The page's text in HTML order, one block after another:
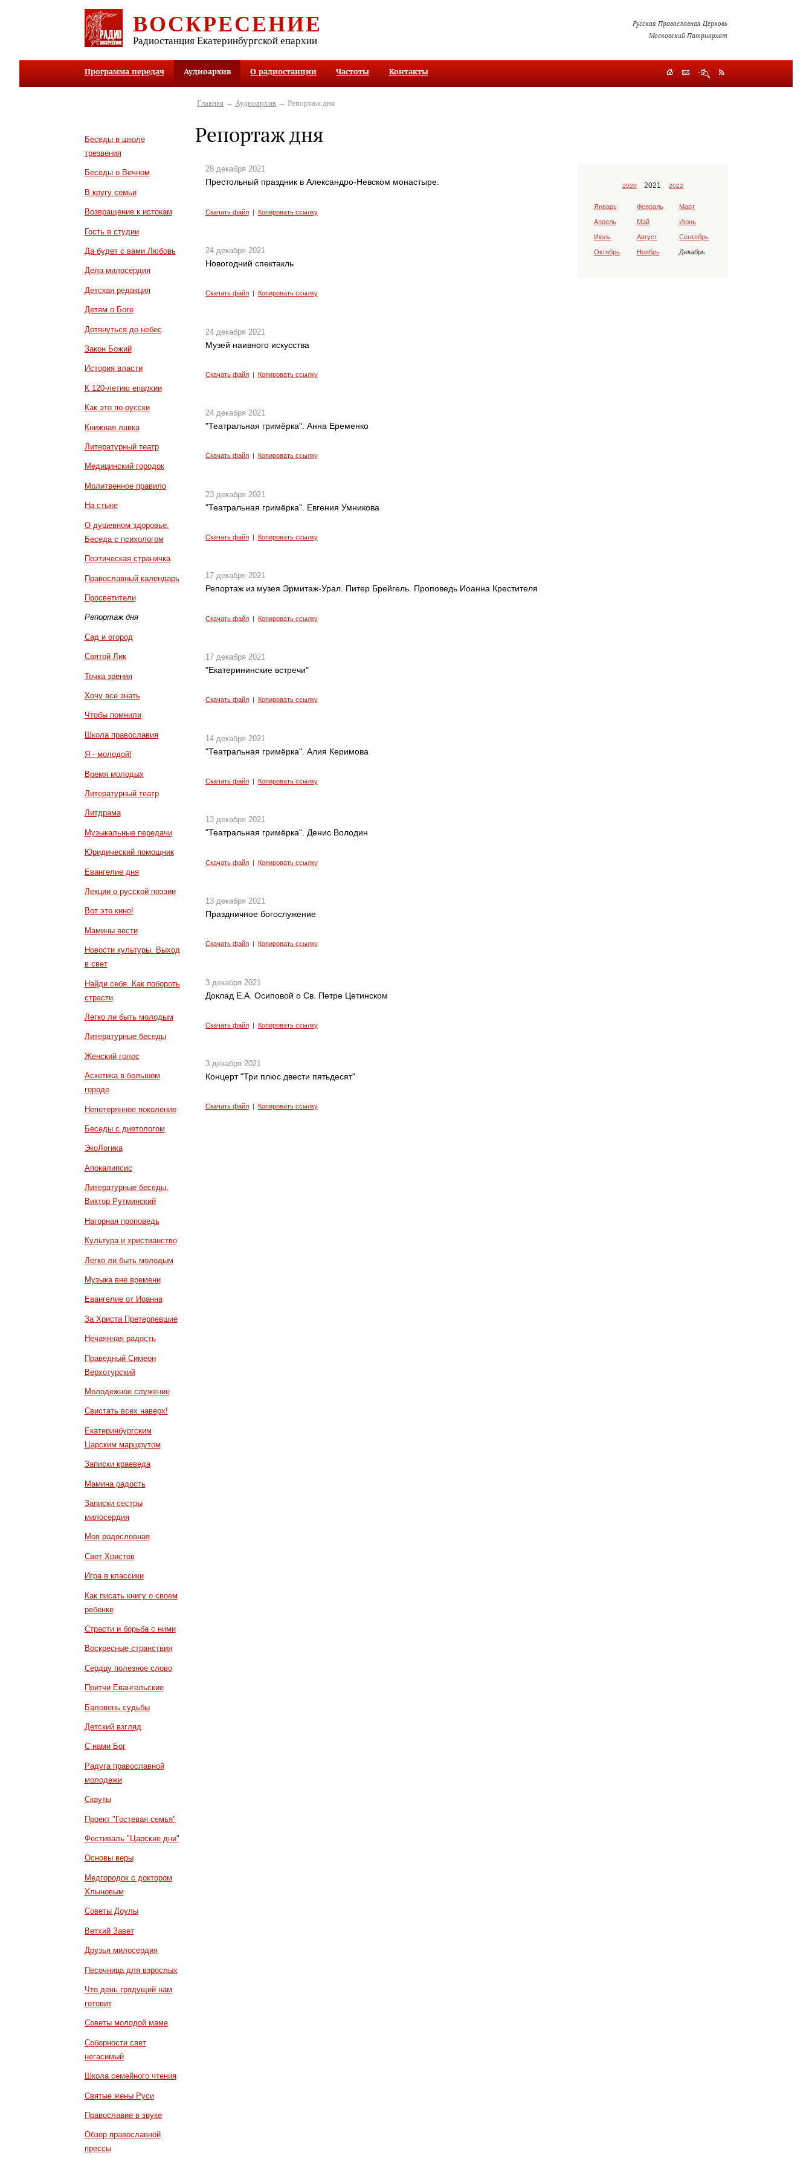
ВОСКРЕСЕНИЕ
Радиостанция Екатеринбургской епархии
Русская Православная Церковь
Московский Патриархат
Программа передач Аудиоархив О радиостанции Частоты Контакты
Беседы в школе
трезвения
Беседы о Вечном
В кругу семьи
Возвращение к истокам
Гость в студии
Да будет с вами Любовь
Дела милосердия
Детская редакция
Детям о Боге
Дотянуться до небес
Закон Божий
История власти
К 120-летию епархии
Как это по-русски
Книжная лавка
Литературный театр
Медицинский городок
Молитвенное правило
На стыке
О душевном здоровье.
Беседа с психологом
Поэтическая страничка
Православный календарь
Просветители
Репортаж дня
Сад и огород
Святой Лик
Точка зрения
Хочу все знать
Чтобы помнили
Школа православия
Я - молодой!
Время молодых
Литературный театр
Литдрама
Музыкальные передачи
Юридический помощник
Евангелие дня
Лекции о русской поэзии
Вот это кино!
Мамины вести
Новости культуры. Выход
в свет
Найди себя. Как побороть
страсти
Легко ли быть молодым
Литературные беседы
Женский голос
Аскетика в большом
городе
Непотерянное поколение
Беседы с диетологом
ЭкоЛогика
Апокалипсис
Литературные беседы.
Виктор Рутминский
Нагорная проповедь
Культура и христианство
Легко ли быть молодым
Музыка вне времени
Евангелие от Иоанна
За Христа Претерпевшие
Нечаянная радость
Праведный Симеон
Верхотурский
Молодежное служение
Свистать всех наверх!
Екатеринбургским
Царским маршрутом
Записки краеведа
Мамина радость
Записки сестры
милосердия
Моя родословная
Свет Христов
Игра в классики
Как писать книгу о своем
ребенке
Страсти и борьба с ними
Воскресные странствия
Сердцу полезное слово
Притчи Евангельские
Баловень судьбы
Детский взгляд
С нами Бог
Радуга православной
молодежи
Скауты
Проект "Гостевая семья"
Фестиваль "Царские дни"
Основы веры
Медгородок с доктором
Хлыновым
Советы Доулы
Ветхий Завет
Друзья милосердия
Песочница для взрослых
Что день грядущий нам
готовит
Советы молодой маме
Соборности свет
негасимый
Школа семейного чтения
Святые жены Руси
Православие в звуке
Обзор православной
прессы
Главная → Аудиоархив → Репортаж дня
Репортаж дня
28 декабря 2021
Престольный праздник в Александро-Невском монастыре.
Скачать файл| Копировать ссылку
24 декабря 2021
Новогодний спектакль
Скачать файл| Копировать ссылку
24 декабря 2021
Музей наивного искусства
Скачать файл| Копировать ссылку
24 декабря 2021
"Театральная гримёрка". Анна Еременко
Скачать файл| Копировать ссылку
23 декабря 2021
"Театральная гримёрка". Евгения Умникова
Скачать файл| Копировать ссылку
17 декабря 2021
Репортаж из музея Эрмитаж-Урал. Питер Брейгель. Проповедь Иоанна Крестителя
Скачать файл| Копировать ссылку
17 декабря 2021
"Екатерининские встречи"
Скачать файл| Копировать ссылку
14 декабря 2021
"Театральная гримёрка". Алия Керимова
Скачать файл| Копировать ссылку
13 декабря 2021
"Театральная гримёрка". Денис Володин
Скачать файл| Копировать ссылку
13 декабря 2021
Праздничное богослужение
Скачать файл| Копировать ссылку
3 декабря 2021
Доклад Е.А. Осиповой о Св. Петре Цетинском
Скачать файл| Копировать ссылку
3 декабря 2021
Концерт "Три плюс двести пятьдесят"
Скачать файл| Копировать ссылку
2020 2021 2022
Январь Февраль Март
Апрель Май Июнь
Июль Август Сентябрь
Октябрь Ноябрь Декабрь